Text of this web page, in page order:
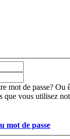
mot de passe? Ou
que vous utilisez
mot de passe